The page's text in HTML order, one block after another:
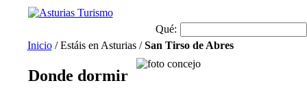
Qué:
Inicio/ Estáis en Asturias /San Tirso de Abres
Donde dormir